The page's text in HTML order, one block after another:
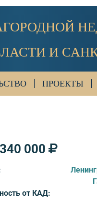
И
ПРОЕКТЫ
000
от КАД: